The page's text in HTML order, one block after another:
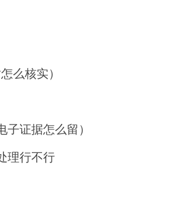
么核实）
证据怎么留）
理行不行